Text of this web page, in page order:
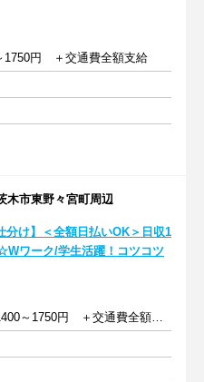
1750円 ＋交通費全額支給
市東野々宮町周辺
分け】＜全額日払いOK＞日収1
ワーク/学生活躍！コツコツ
給与 特別時給1400～1750円 ＋交通費全額支給